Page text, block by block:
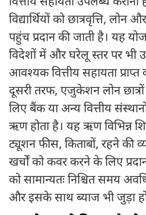
विद्यार्थियों को छात्रवृत्ति,
पहुंच प्रदान की जाती है। यह
विदेशों में और घरेलू स्तर पर भी
आवश्यक वित्तीय सहायता
दूसरी तरफ, एजुकेशन लोन
लिए बैंक या अन्य वित्तीय संस्थानों
ऋण होता है। यह ऋण विभिन्न
ट्यूशन फीस, किताबों, रहने की
खर्चों को कवर करने के लिए
को सामान्यतः निश्चित समय
और इसके साथ ब्याज भी जुड़ा